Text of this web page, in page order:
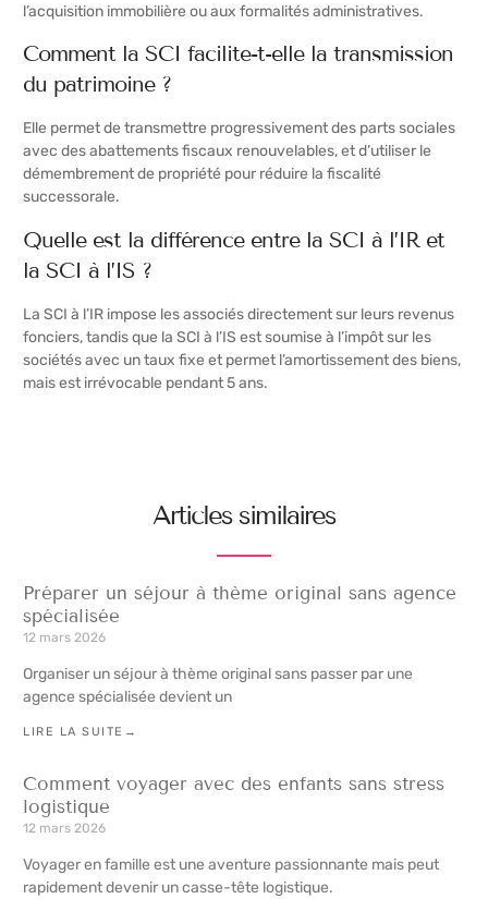
l’acquisition immobilière ou aux formalités administratives.
Comment la SCI facilite-t-elle la transmission
du patrimoine ?
Elle permet de transmettre progressivement des parts sociales
avec des abattements fiscaux renouvelables, et d’utiliser le
démembrement de propriété pour réduire la fiscalité
successorale.
Quelle est la différence entre la SCI à l’IR et
la SCI à l’IS ?
La SCI à l’IR impose les associés directement sur leurs revenus
fonciers, tandis que la SCI à l’IS est soumise à l’impôt sur les
sociétés avec un taux fixe et permet l’amortissement des biens,
mais est irrévocable pendant 5 ans.
Articles similaires
Préparer un séjour à thème original sans agence
spécialisée
12 mars 2026
Organiser un séjour à thème original sans passer par une
agence spécialisée devient un
LIRE LA SUITE→
Comment voyager avec des enfants sans stress
logistique
12 mars 2026
Voyager en famille est une aventure passionnante mais peut
rapidement devenir un casse-tête logistique.